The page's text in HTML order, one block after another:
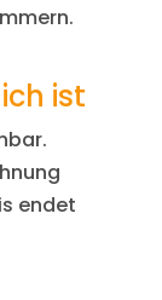
ist
endet